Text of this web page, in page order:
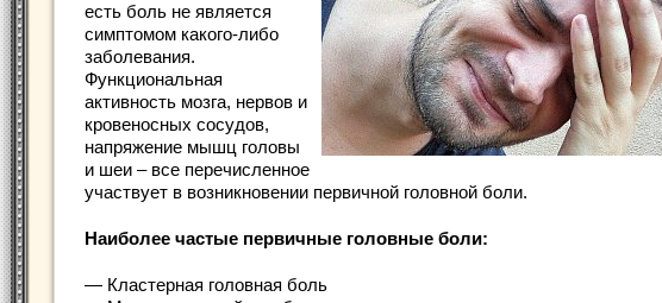
есть боль не является
симптомом какого-либо
заболевания.
Функциональная
активность мозга, нервов и
кровеносных сосудов,
напряжение мышц головы
и шеи – все перечисленное
участвует в возникновении первичной головной боли.
Наиболее частые первичные головные боли:
— Кластерная головная боль